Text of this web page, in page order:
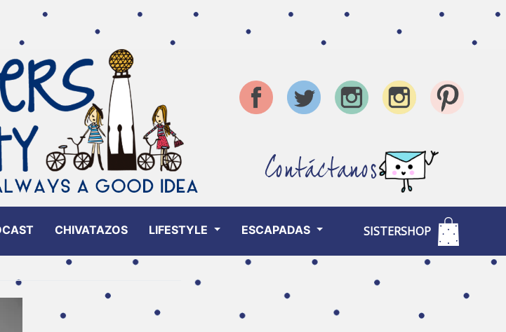
Contáctanos
CHIVATAZOS LIFESTYLE ESCAPADAS SISTERSHOP